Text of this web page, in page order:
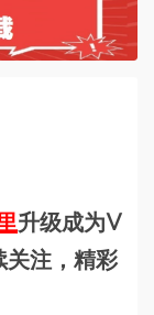
升级成为V
关注，精彩